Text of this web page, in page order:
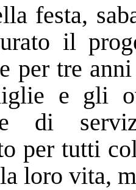
festa,
il
per tre
e gli
di
per tutti
loro vita,